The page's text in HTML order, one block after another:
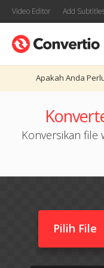
Video Editor Add
Apakah Anda
Konversikan file
Pilih File